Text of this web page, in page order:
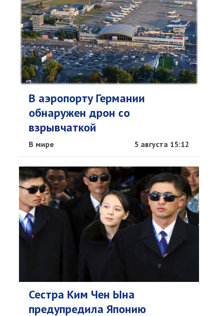
В аэропорту Германии
обнаружен дрон со
взрывчаткой
В мире 5 августа 15:12
Сестра Ким Чен Ына
предупредила Японию